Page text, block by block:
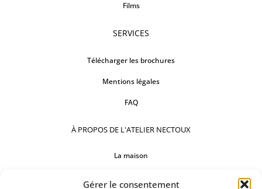
Gérer le consentement
Films
SERVICES
Télécharger les brochures
Mentions légales
FAQ
À PROPOS DE L'ATELIER NECTOUX
La maison